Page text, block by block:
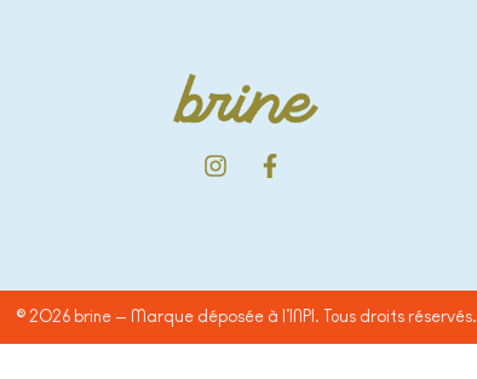
© 2026 brine — Marque déposée à l’INPI. Tous droits réservés.